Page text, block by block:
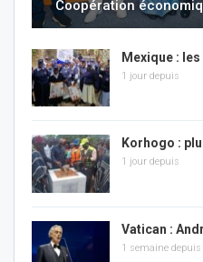
Coopération
Mexique :
1 jour depuis
Korhogo :
1 jour depuis
Vatican :
1 semaine depuis